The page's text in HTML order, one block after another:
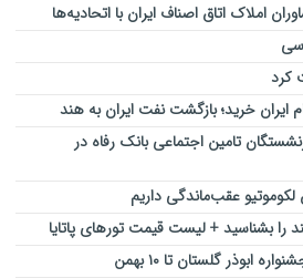
املاک اتاق اصناف ایران با اتحادیه‌ها
کرد
تامین اجتماعی بانک رفاه در
عقب‌ماندگی داریم
را بشناسید + لیست قیمت تورهای پاتایا
ابوذر گلستان تا ۱۰ بهمن